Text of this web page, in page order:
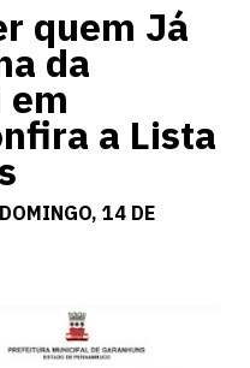
quem Já
da
em
a Lista
14 DE